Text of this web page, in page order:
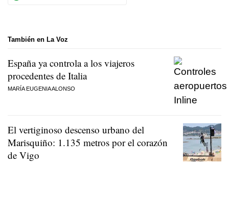
También en La Voz
España ya controla a los viajeros
procedentes de Italia
MARÍA EUGENIA ALONSO
El vertiginoso descenso urbano del
Marisquiño: 1.135 metros por el corazón
de Vigo